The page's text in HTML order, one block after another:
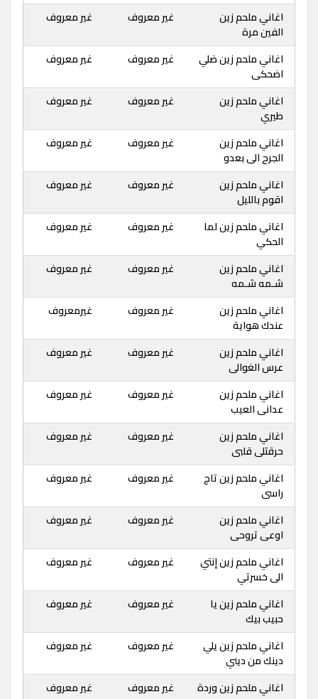
اغاني ملحم زين
الفين مرة
غير معروف غير معروف
اغاني ملحم زين ضلي
اضحكى
غير معروف غير معروف
اغاني ملحم زين
طيري
غير معروف غير معروف
اغاني ملحم زين
الجرح الى بعدو
غير معروف غير معروف
اغاني ملحم زين
اقوم بالليل
غير معروف غير معروف
اغاني ملحم زين لما
الحكي
غير معروف غير معروف
اغاني ملحم زين
شـمه شـمه
غير معروف غير معروف
اغاني ملحم زين
عندك هواية
غير معروف غيرمعروف
اغاني ملحم زين
عرس الغوالى
غير معروف غير معروف
اغاني ملحم زين
عدانى العيب
غير معروف غير معروف
اغاني ملحم زين
حرقتلى قلبى
غير معروف غير معروف
اغاني ملحم زين تاج
راسى
غير معروف غير معروف
اغاني ملحم زين
اوعى تروحى
غير معروف غير معروف
اغاني ملحم زين إنتي
الى خسرتي
غير معروف غير معروف
اغاني ملحم زين يا
حبيب بيك
غير معروف غير معروف
اغاني ملحم زين يلي
دينك من ديني
غير معروف غير معروف
اغاني ملحم زين وردة غير معروف
غير معروف